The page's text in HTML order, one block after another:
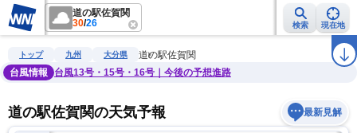
道の駅佐賀関
30/26 検索 現在地
雨雲レーダー 台風情報 地震情報 ラ
トップ 九州 大分県
道の駅佐賀関
台風情報
台風13号・15号・16号｜今後の予想進路
道の駅佐賀関の天気予報 最新見解